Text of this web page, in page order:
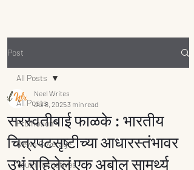
Post
All Posts
Promotion
News Coverage
Youth Inituatives
All Posts
सरस्वतीबाई फाळके : भारतीय
चित्रपटसृष्टीच्या आधारस्तंभावर
उभं राहिलेलं एक अबोल सामर्थ्य
Neel Writes
Jul 8, 20253 min read